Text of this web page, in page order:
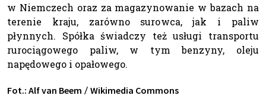
w Niemczech oraz za magazynowanie w bazach na
terenie kraju, zarówno surowca, jak i paliw
płynnych. Spółka świadczy też usługi transportu
rurociągowego paliw, w tym benzyny, oleju
napędowego i opałowego.
Fot.: Alf van Beem / Wikimedia Commons